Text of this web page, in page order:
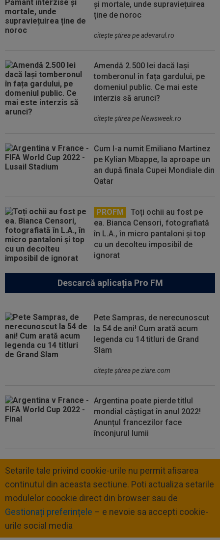
și mortale, unde supraviețuirea
ține de noroc
citeşte ştirea pe adevarul.ro
Amendă 2.500 lei dacă lași
tomberonul în fața gardului, pe
domeniul public. Ce mai este
interzis să arunci?
citeşte ştirea pe Newsweek.ro
Cum l-a numit Emiliano Martinez
pe Kylian Mbappe, la aproape un
an după finala Cupei Mondiale din
Qatar
PROFM
Toți ochii au fost pe
ea. Bianca Censori, fotografiată
în L.A., în micro pantaloni și top
cu un decolteu imposibil de
ignorat
Descarcă aplicația Pro FM
Pete Sampras, de nerecunoscut
la 54 de ani! Cum arată acum
legenda cu 14 titluri de Grand
Slam
citeşte ştirea pe ziare.com
Argentina poate pierde titlul
mondial câștigat în anul 2022!
Anunțul francezilor face
înconjurul lumii
Setarile tale privind cookie-urile nu permit afisarea
continutul din aceasta sectiune. Poti actualiza setarile
modulelor coookie direct din browser sau de
Gestionați preferințele – e nevoie sa accepti cookie-
urile social media